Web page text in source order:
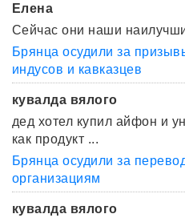
Елена
Сейчас они наши
Брянца осудили за
индусов и кавказцев
кувалда вялого
дед хотел купил айфон и
как продукт ...
Брянца осудили за
организациям
кувалда вялого